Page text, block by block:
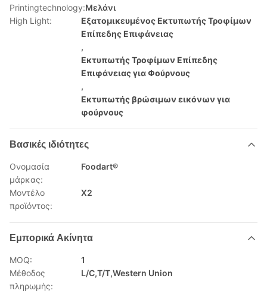
Printingtechnology:Μελάνι
High Light:
Εξατομικευμένος Εκτυπωτής Τροφίμων
Επίπεδης Επιφάνειας
,
Εκτυπωτής Τροφίμων Επίπεδης
Επιφάνειας για Φούρνους
,
Εκτυπωτής βρώσιμων εικόνων για
φούρνους
Βασικές ιδιότητες
Ονομασία
μάρκας:
Foodart®
Μοντέλο
προϊόντος:
X2
Εμπορικά Ακίνητα
MOQ:
1
Μέθοδος
πληρωμής:
L/C,T/T,Western Union